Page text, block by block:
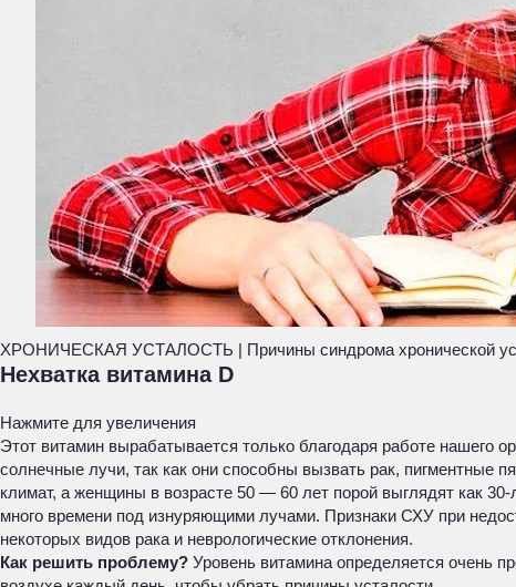
ХРОНИЧЕСКАЯ УСТАЛОСТЬ | Причины синдрома хронической
Нехватка витамина D
Нажмите для увеличения
Этот витамин вырабатывается только благодаря работе нашего
солнечные лучи, так как они способны вызвать рак, пигментные
климат, а женщины в возрасте 50 — 60 лет порой выглядят как
много времени под изнуряющими лучами. Признаки СХУ при
некоторых видов рака и неврологические отклонения.
Как решить проблему? Уровень витамина определяется очень